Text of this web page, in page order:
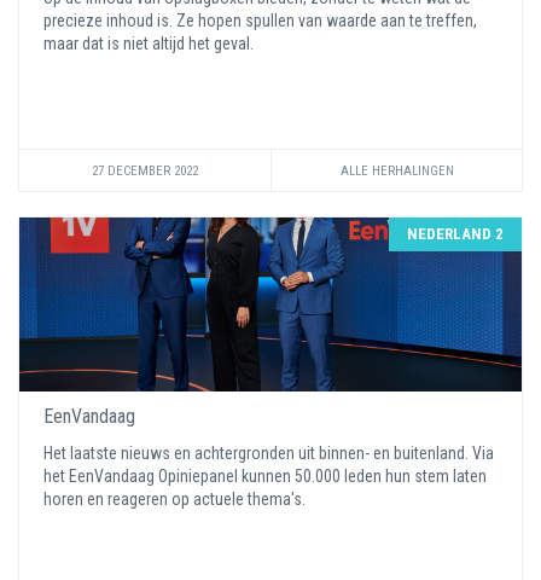
precieze inhoud is. Ze hopen spullen van waarde aan te treffen,
maar dat is niet altijd het geval.
27 DECEMBER 2022 ALLE HERHALINGEN
NEDERLAND 2
EenVandaag
Het laatste nieuws en achtergronden uit binnen- en buitenland. Via
het EenVandaag Opiniepanel kunnen 50.000 leden hun stem laten
horen en reageren op actuele thema's.